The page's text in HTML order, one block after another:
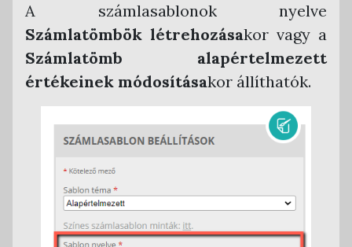
Számlaadat export ügyviteli program
részére
Armada Főkönyv
CobraConto.Net
Novitax Kettős Könyvvitel
RLB 60 Bt. Kettős Könyvvitel
Tensoft Kettős Könyvvitel
A számlasablonok nyelve
Számlatömbök létrehozásakor vagy a
Számlatömb alapértelmezett
értékeinek módosításakor állíthatók.